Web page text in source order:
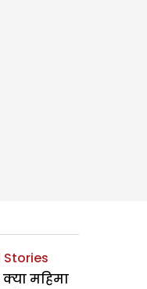
Stories
महिमा